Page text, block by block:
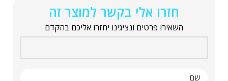
חזרו אלי בקשר למוצר זה
השאירו פרטים ונציגינו יחזרו אליכם בהקדם